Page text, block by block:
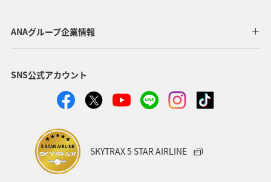
ANAグループ企業情報
SNS公式アカウント
SKYTRAX 5 STAR AIRLINE